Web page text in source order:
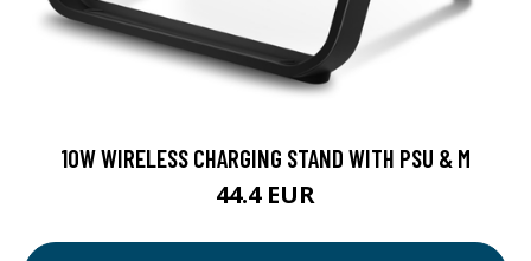
10W WIRELESS CHARGING STAND WITH PSU & M
44.4 EUR